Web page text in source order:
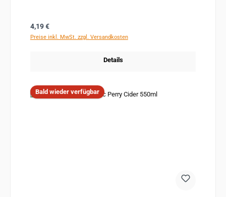
Regulärer Preis:
4,19 €
Preise inkl. MwSt. zzgl. Versandkosten
Details
Bald wieder verfügbar